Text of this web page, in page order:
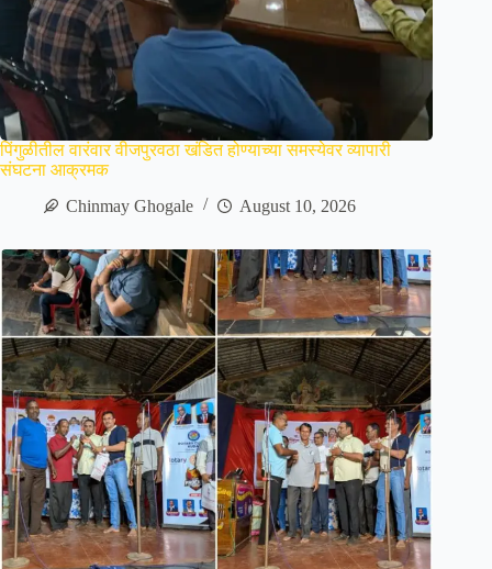
पिंगुळीतील वारंवार वीजपुरवठा खंडित होण्याच्या समस्येवर व्यापारी
संघटना आक्रमक
Chinmay Ghogale
August 10, 2026